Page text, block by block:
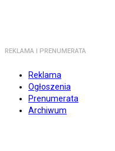
REKLAMA I PRENUMERATA
Reklama
Ogłoszenia
Prenumerata
Archiwum